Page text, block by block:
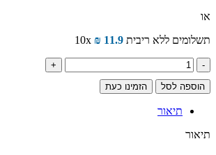
או
תשלומים ללא ריבית
₪ 11.9
כמות
של
פלמינגו
INTEX
הוספה לסל הזמינו כעת
תיאור
תיאור